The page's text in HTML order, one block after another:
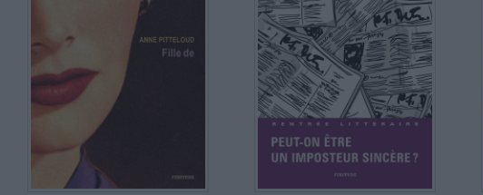
LITTÉRATURE DE VOYAGE
Récits des voyageurs et des
explorateurs
Relations et politiques
Sécurité nationale - Défense
ECOLOGIE - ENVIRONNEMENT
Histoire moderne
Histoire contemporaine
BIOGRAPHIES HISTORIQUES
Biographies historiques
HISTOIRE - GÉNÉRALITÉS
Historiographie
Etudes historiques
Généalogie - Héraldique
Dictionnaires Français
Dictionnaires Bilingues
Langues universitaires -
Dictionnaires et méthodes
Méthodes Langues Grand public
Français langues étrangères